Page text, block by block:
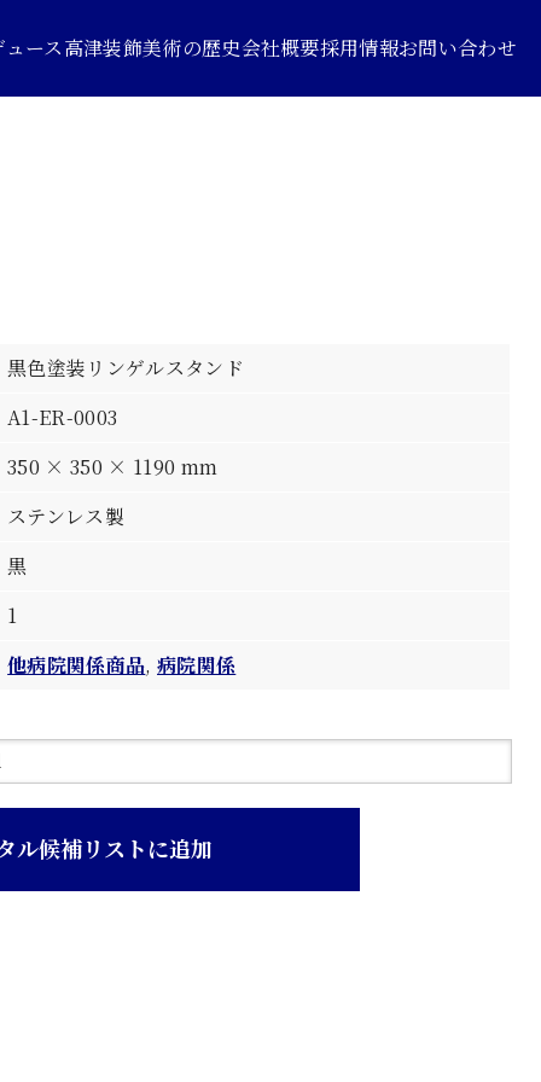
ース高津装飾美術の歴史会社概要採用情報お問い合わせ
黒色塗装リンゲルスタンド
A1-ER-0003
350 × 350 × 1190 mm
ステンレス製
黒
1
他病院関係商品,病院関係
ル候補リストに追加